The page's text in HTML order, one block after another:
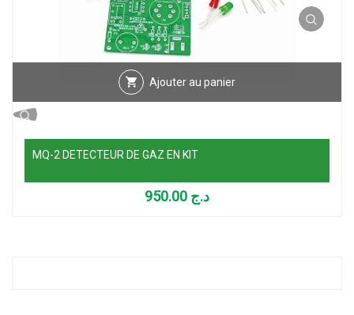
Ajouter au panier
MQ-2 DETECTEUR DE GAZ EN KIT
د.ج